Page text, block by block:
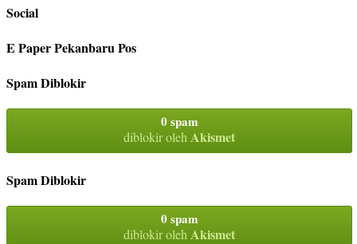
Social
E Paper Pekanbaru Pos
Spam Diblokir
0 spam
diblokir olehAkismet
Spam Diblokir
0 spam
diblokir oleh Akismet